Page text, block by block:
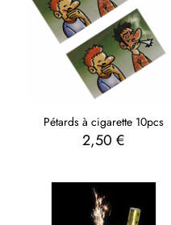
Pétards à cigarette 10pcs
2,50€